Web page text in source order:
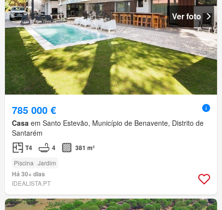
Ver foto
785 000 €
Casa em Santo Estevão, Município de Benavente, Distrito de
Santarém
T4 4 381 m²
Piscina Jardim
Há 30+ dias
IDEALISTA.PT